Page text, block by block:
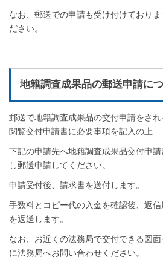
なお、郵送での申請も受け付けており
ださい。
地籍調査成果品の郵送申請に
郵送で地籍調査成果品の交付申請をさ
閲覧交付申請書に必要事項を記入の上
下記の申請先へ地籍調査成果品交付申
し郵送申請してください。
申請受付後、請求書を送付します。
手数料とコピー代の入金を確認後、返
を返送します。
なお、お近くの法務局で交付できる図
に法務局へお問い合わせください。